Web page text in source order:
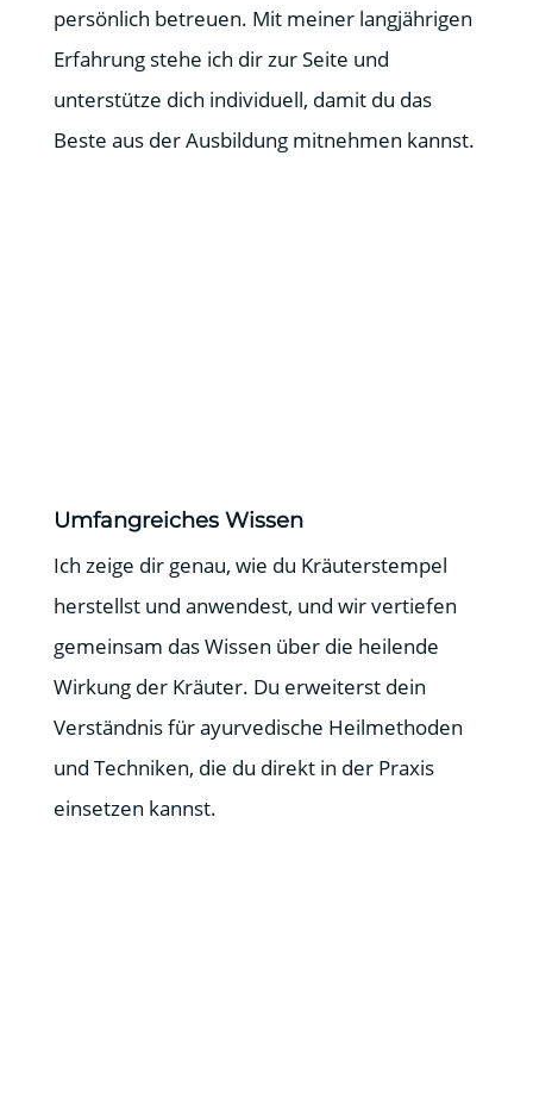
persönlich betreuen. Mit meiner langjährigen
Erfahrung stehe ich dir zur Seite und
unterstütze dich individuell, damit du das
Beste aus der Ausbildung mitnehmen kannst.
Umfangreiches Wissen
Ich zeige dir genau, wie du Kräuterstempel
herstellst und anwendest, und wir vertiefen
gemeinsam das Wissen über die heilende
Wirkung der Kräuter. Du erweiterst dein
Verständnis für ayurvedische Heilmethoden
und Techniken, die du direkt in der Praxis
einsetzen kannst.